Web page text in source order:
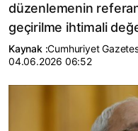
düzenlemenin
geçirilme ihtimali
Kaynak :Cumhuriyet
04.06.2026 06:52